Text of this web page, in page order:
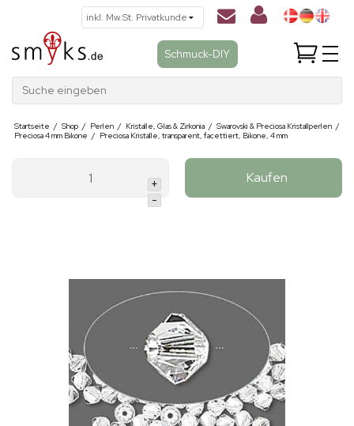
Schmuck-DIY
Suche eingeben
Startseite / Shop / Perlen / Kristalle, Glas & Zirkonia / Swarovski & Preciosa Kristallperlen /
Preciosa 4 mm Bikone / Preciosa Kristalle, transparent, facettiert, Bikone, 4 mm
+
-
Kaufen